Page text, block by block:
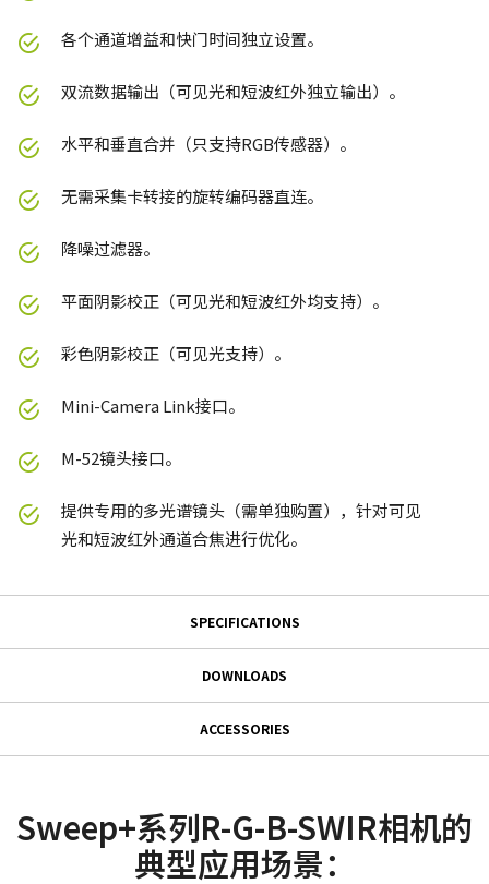
各个通道增益和快门时间独立设置。
双流数据输出（可见光和短波红外独立输出）。
水平和垂直合并（只支持RGB传感器）。
无需采集卡转接的旋转编码器直连。
降噪过滤器。
平面阴影校正（可见光和短波红外均支持）。
彩色阴影校正（可见光支持）。
Mini-Camera Link接口。
M-52镜头接口。
提供专用的多光谱镜头（需单独购置），针对可见
光和短波红外通道合焦进行优化。
SPECIFICATIONS
Specifications
摄像机类别
DOWNLOADS
Datasheet - SW-4010Q-MCL
Manual - SW-4010Q-MCL
ACCESSORIES
连接器
GPIO & 电源 12针输入/输出母头连接器及带引线线缆。
Sweep+系列R-G-B-SWIR相机的
典型应用场景：